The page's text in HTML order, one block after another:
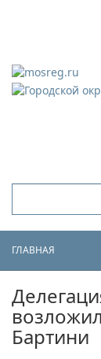
ГЛАВНАЯ
Бартини